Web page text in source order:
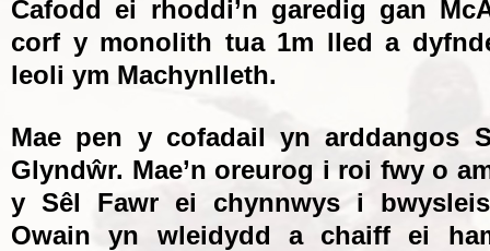
Cafodd ei rhoddi’n garedig gan
corf y monolith tua 1m lled a
leoli ym Machynlleth.
Mae pen y cofadail yn arddangos
Glyndŵr. Mae’n oreurog i roi fwy o
y Sêl Fawr ei chynnwys i
Owain yn wleidydd a chaiff ei